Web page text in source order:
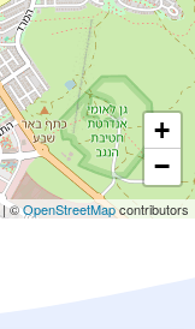
+
−
| ©OpenStreetMapcontributors